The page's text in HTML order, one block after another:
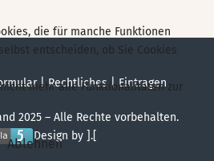
|Rechtliches|Eintragen
2025 – Alle Rechte vorbehalten.
Design by ].[
die für manche Funktionen
entscheiden, ob Sie Cookies
mehr alle Funktionalitäten zur
Ablehnen